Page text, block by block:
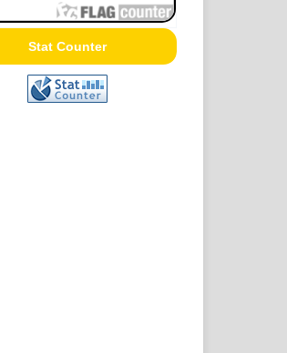
Stat Counter